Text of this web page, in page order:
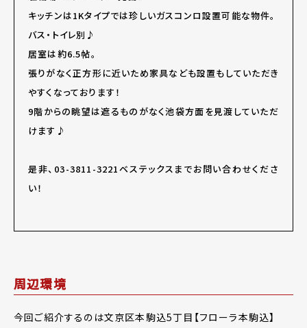
キッチンは1Kタイプでは珍しいガスコンロ設置可能な物件。
バス・トイレ別♪
居室は約6.5帖。
張りがなく正方形に近いため家具なども設置もしていただき
やすくなっております！
9階からの眺望は遮るものがなく池袋方面を見渡していただ
けます♪
是非、03-3811-3221ベステックスまでお問い合わせくださ
い！
周辺環境
今回ご紹介するのは文京区本駒込5丁目【フローラ本駒込】